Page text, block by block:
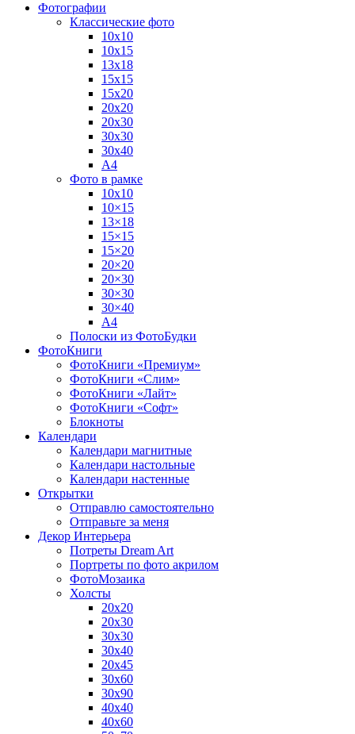
Фотографии
Классические фото
10х10
10х15
13х18
15х15
15х20
20х20
20х30
30х30
30х40
А4
Фото в рамке
10х10
10×15
13×18
15×15
15×20
20×20
20×30
30×30
30×40
A4
Полоски из ФотоБудки
ФотоКниги
ФотоКниги «Премиум»
ФотоКниги «Слим»
ФотоКниги «Лайт»
ФотоКниги «Софт»
Блокноты
Календари
Календари магнитные
Календари настольные
Календари настенные
Открытки
Отправлю самостоятельно
Отправьте за меня
Декор Интерьера
Потреты Dream Art
Портреты по фото акрилом
ФотоМозаика
Холсты
20х20
20х30
30х30
30х40
20х45
30х60
30х90
40х40
40х60